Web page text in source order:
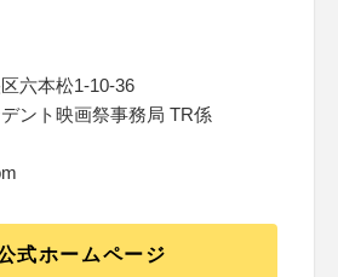
六本松1-10-36
ント映画祭事務局 TR係
式ホームページ